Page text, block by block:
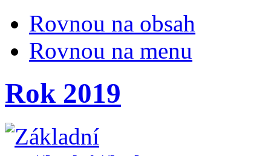
Rovnou na obsah
Rovnou na menu
Rok 2019